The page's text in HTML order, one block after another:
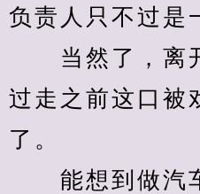
负责人只不过是
当然了，离
过走之前这口被
了。
能想到做汽